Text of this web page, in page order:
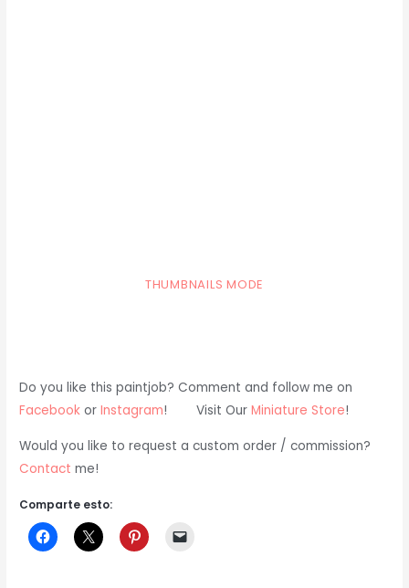
THUMBNAILS MODE
Do you like this paintjob? Comment and follow me on
Facebook orInstagram! Visit OurMiniature Store!
Would you like to request a custom order / commission?
Contact me!
Comparte esto: